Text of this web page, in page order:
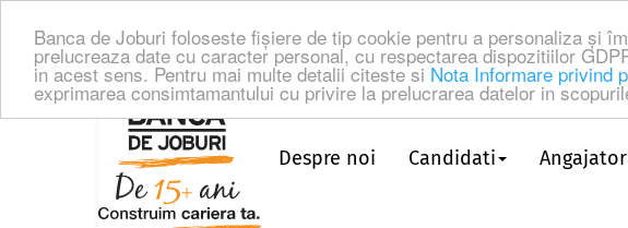
Banca de Joburi foloseste fişiere de tip cookie pentru a personaliza și
prelucreaza date cu caracter personal, cu respectarea dispozitiilor
in acest sens. Pentru mai multe detalii citeste si Nota Informare privind
exprimarea consimtamantului cu privire la prelucrarea datelor in
Despre noi Candidati